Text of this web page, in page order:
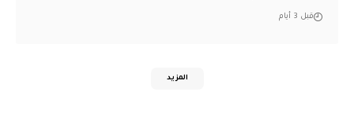
قبل 3 أيام
المزيد